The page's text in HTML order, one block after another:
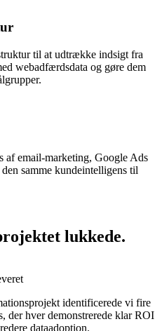
til at udtrække indsigt fra
webadfærdsdata og gøre dem
af email-marketing, Google Ads
samme kundeintelligens til
lukkede.
identificerede vi fire
der hver demonstrerede klar ROI
dataadoption.